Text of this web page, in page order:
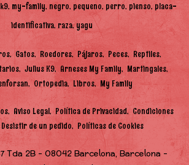
my-family negro pequeno perro pienso placa-
identificativa raza yagu
Gatos Roedores Pájaros Peces
Reptiles
Julius K9 Arneses My Family
Martingales
Ortopedia Libros My Family
Aviso Legal Política de Privacidad Condiciones
Desistir de un pedido Políticas de Cookies
Tda 2B - 08042 Barcelona, Barcelona -